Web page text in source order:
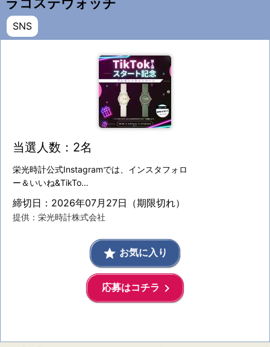
ラコステウォッチ
SNS
当選人数：2名
栄光時計公式Instagramでは、インスタフォロ
ー＆いいね&TikTo…
締切日：2026年07月27日（期限切れ）
提供：栄光時計株式会社
grade お気に入り
応募はコチラ keyboard_arrow_right